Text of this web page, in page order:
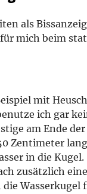
als
mich beim
mit
ich gar
am Ende
Zentimeter
in die
zusätzlich
Wasserkugel